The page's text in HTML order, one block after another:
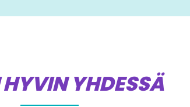
YHDESSÄ